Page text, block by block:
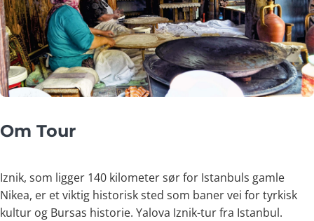
Om Tour
Iznik, som ligger 140 kilometer sør for Istanbuls gamle
Nikea, er et viktig historisk sted som baner vei for tyrkisk
kultur og Bursas historie. Yalova Iznik-tur fra Istanbul.